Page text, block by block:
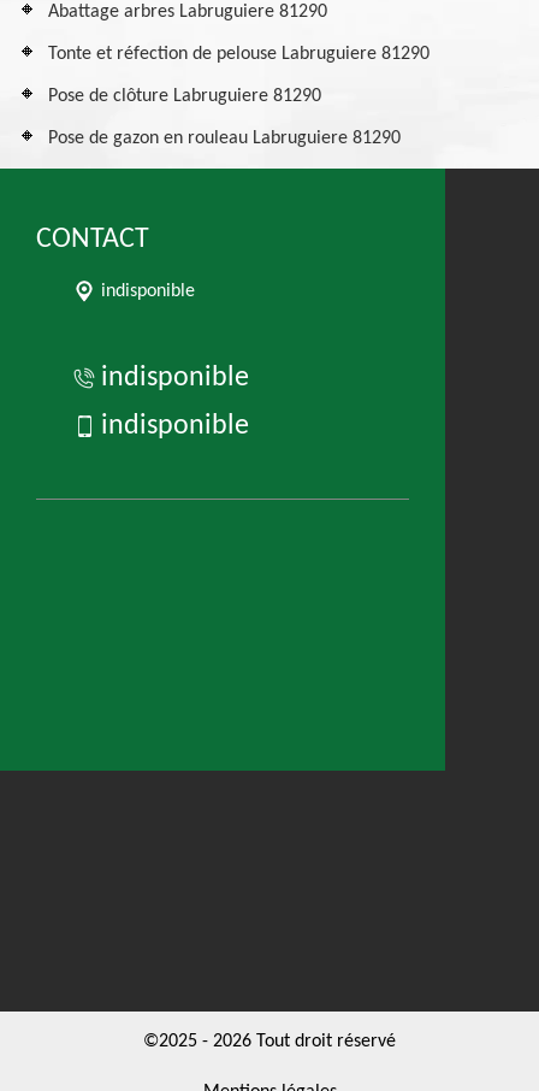
Abattage arbres Labruguiere 81290
Tonte et réfection de pelouse Labruguiere 81290
Pose de clôture Labruguiere 81290
Pose de gazon en rouleau Labruguiere 81290
CONTACT
indisponible
indisponible
indisponible
©2025 - 2026 Tout droit réservé